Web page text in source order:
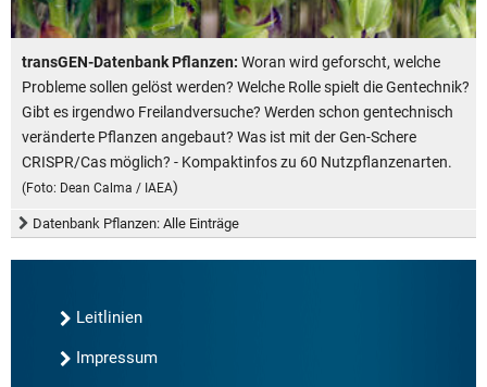
transGEN-Datenbank Pflanzen: Woran wird geforscht, welche
Probleme sollen gelöst werden? Welche Rolle spielt die Gentechnik?
Gibt es irgendwo Freilandversuche? Werden schon gentechnisch
veränderte Pflanzen angebaut? Was ist mit der Gen-Schere
CRISPR/Cas möglich? - Kompaktinfos zu 60 Nutzpflanzenarten.
(Foto: Dean Calma / IAEA)
Datenbank Pflanzen: Alle Einträge
Leitlinien
Impressum